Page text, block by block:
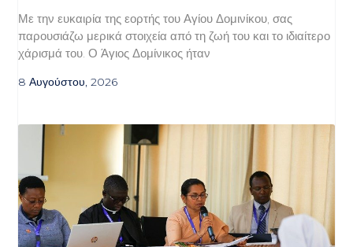
Με την ευκαιρία της εορτής του Αγίου Δομινίκου, σας
παρουσιάζω μερικά στοιχεία από τη ζωή του και το ιδιαίτερο
χάρισμά του. Ο Άγιος Δομίνικος ήταν
8 Αυγούστου, 2026